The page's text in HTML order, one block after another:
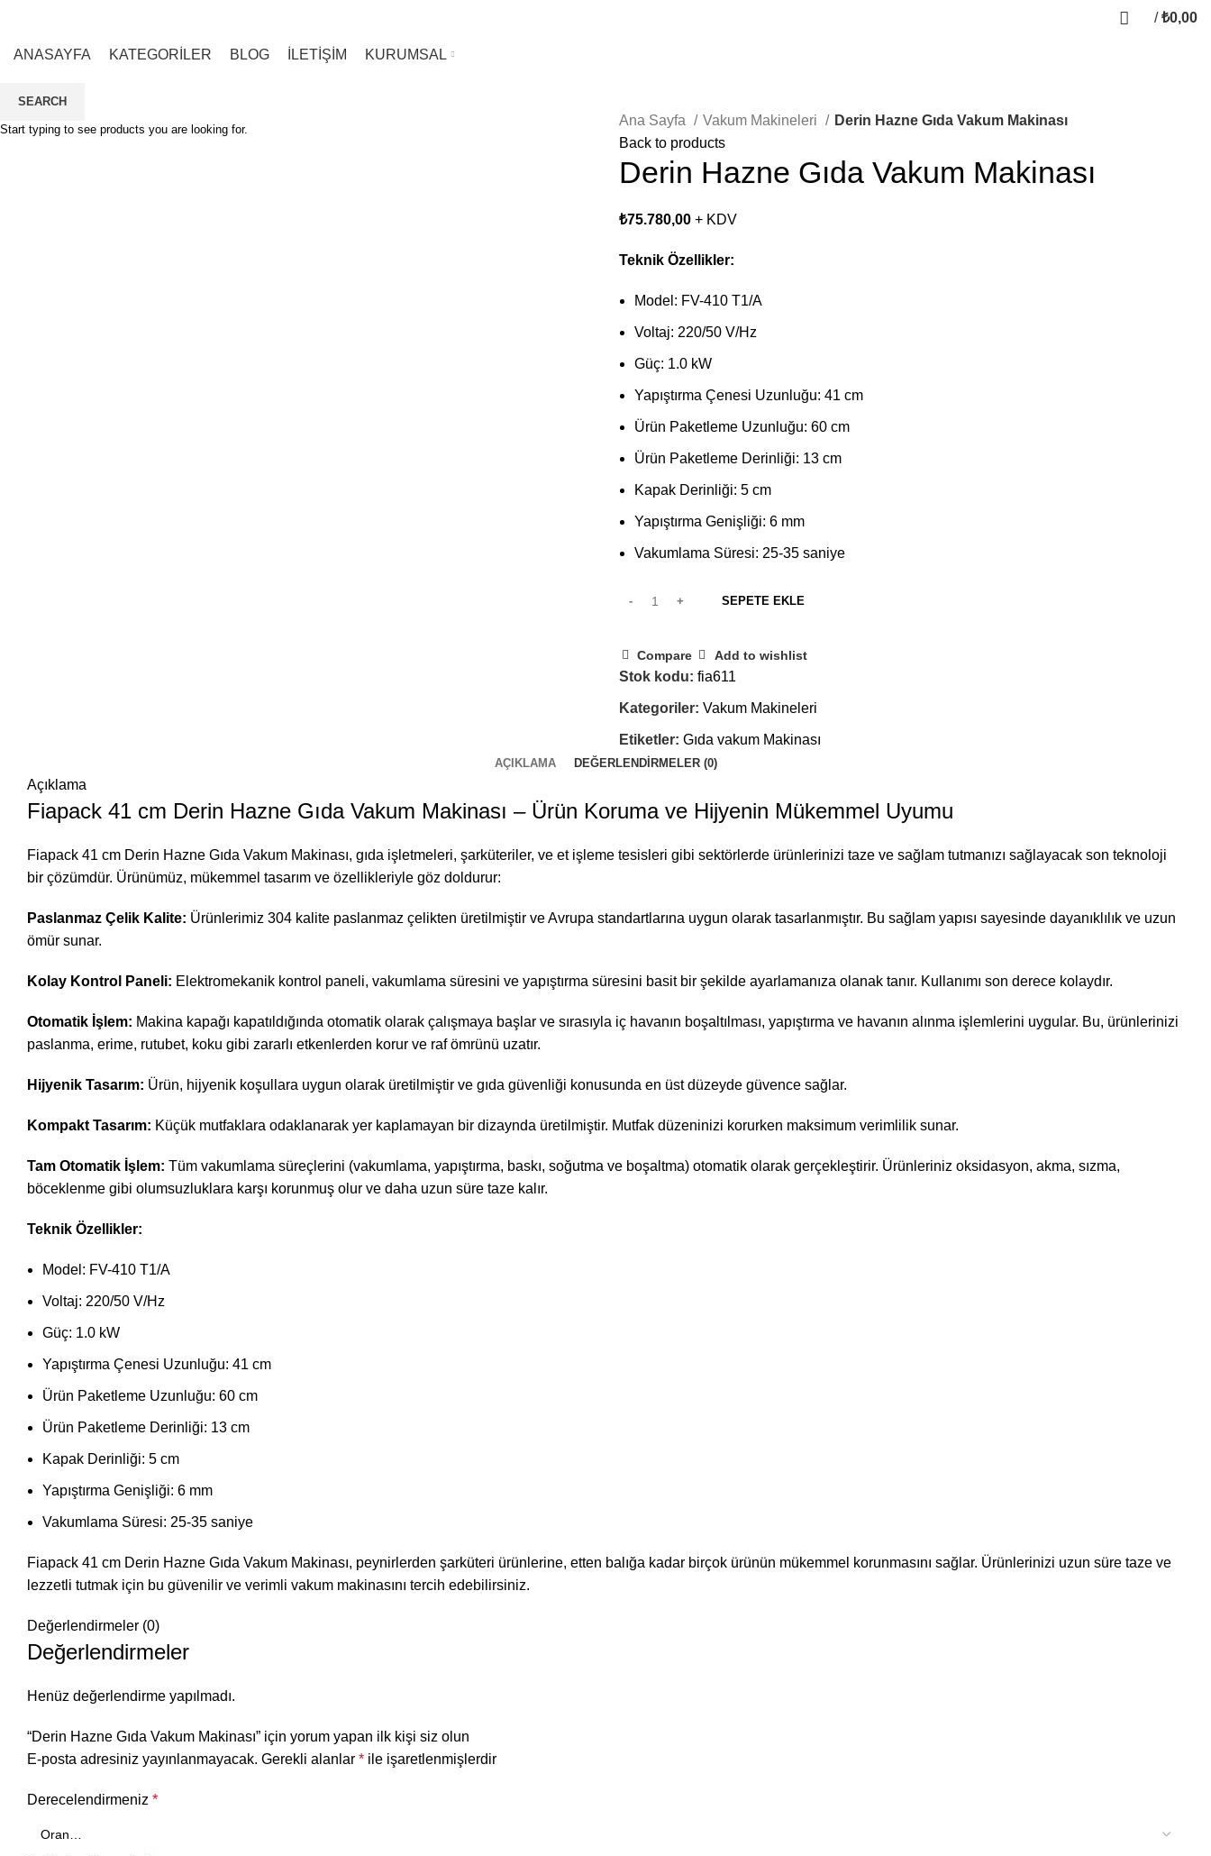
/ ₺0,00
ANASAYFA KATEGORİLER BLOG İLETİŞİM KURUMSAL
Ana Sayfa Vakum Makineleri
Derin Hazne Gıda Vakum Makinası
Back to products
Derin Hazne Gıda Vakum Makinası
₺75.780,00 + KDV
Teknik Özellikler:
Model: FV-410 T1/A
Voltaj: 220/50 V/Hz
Güç: 1.0 kW
Yapıştırma Çenesi Uzunluğu: 41 cm
Ürün Paketleme Uzunluğu: 60 cm
Ürün Paketleme Derinliği: 13 cm
Kapak Derinliği: 5 cm
Yapıştırma Genişliği: 6 mm
Vakumlama Süresi: 25-35 saniye
SEPETE EKLE
Compare Add to wishlist
Stok kodu: fia611
Kategoriler: Vakum Makineleri
Etiketler: Gıda vakum Makinası
AÇIKLAMA DEĞERLENDIRMELER (0)
Açıklama
Fiapack 41 cm Derin Hazne Gıda Vakum Makinası – Ürün Koruma ve Hijyenin Mükemmel Uyumu
Fiapack 41 cm Derin Hazne Gıda Vakum Makinası, gıda işletmeleri, şarküteriler, ve et işleme tesisleri gibi sektörlerde ürünlerinizi taze ve sağlam tutmanızı sağlayacak son teknoloji
bir çözümdür. Ürünümüz, mükemmel tasarım ve özellikleriyle göz doldurur:
Paslanmaz Çelik Kalite: Ürünlerimiz 304 kalite paslanmaz çelikten üretilmiştir ve Avrupa standartlarına uygun olarak tasarlanmıştır. Bu sağlam yapısı sayesinde dayanıklılık ve uzun
ömür sunar.
Kolay Kontrol Paneli: Elektromekanik kontrol paneli, vakumlama süresini ve yapıştırma süresini basit bir şekilde ayarlamanıza olanak tanır. Kullanımı son derece kolaydır.
Otomatik İşlem: Makina kapağı kapatıldığında otomatik olarak çalışmaya başlar ve sırasıyla iç havanın boşaltılması, yapıştırma ve havanın alınma işlemlerini uygular. Bu, ürünlerinizi
paslanma, erime, rutubet, koku gibi zararlı etkenlerden korur ve raf ömrünü uzatır.
Hijyenik Tasarım: Ürün, hijyenik koşullara uygun olarak üretilmiştir ve gıda güvenliği konusunda en üst düzeyde güvence sağlar.
Kompakt Tasarım: Küçük mutfaklara odaklanarak yer kaplamayan bir dizaynda üretilmiştir. Mutfak düzeninizi korurken maksimum verimlilik sunar.
Tam Otomatik İşlem: Tüm vakumlama süreçlerini (vakumlama, yapıştırma, baskı, soğutma ve boşaltma) otomatik olarak gerçekleştirir. Ürünleriniz oksidasyon, akma, sızma,
böceklenme gibi olumsuzluklara karşı korunmuş olur ve daha uzun süre taze kalır.
Teknik Özellikler:
Model: FV-410 T1/A
Voltaj: 220/50 V/Hz
Güç: 1.0 kW
Yapıştırma Çenesi Uzunluğu: 41 cm
Ürün Paketleme Uzunluğu: 60 cm
Ürün Paketleme Derinliği: 13 cm
Kapak Derinliği: 5 cm
Yapıştırma Genişliği: 6 mm
Vakumlama Süresi: 25-35 saniye
Fiapack 41 cm Derin Hazne Gıda Vakum Makinası, peynirlerden şarküteri ürünlerine, etten balığa kadar birçok ürünün mükemmel korunmasını sağlar. Ürünlerinizi uzun süre taze ve
lezzetli tutmak için bu güvenilir ve verimli vakum makinasını tercih edebilirsiniz.
Değerlendirmeler (0)
Değerlendirmeler
Henüz değerlendirme yapılmadı.
“Derin Hazne Gıda Vakum Makinası” için yorum yapan ilk kişi siz olun
E-posta adresiniz yayınlanmayacak. Gerekli alanlar * ile işaretlenmişlerdir
Derecelendirmeniz *
SEARCH
Start typing to see products you are looking for.